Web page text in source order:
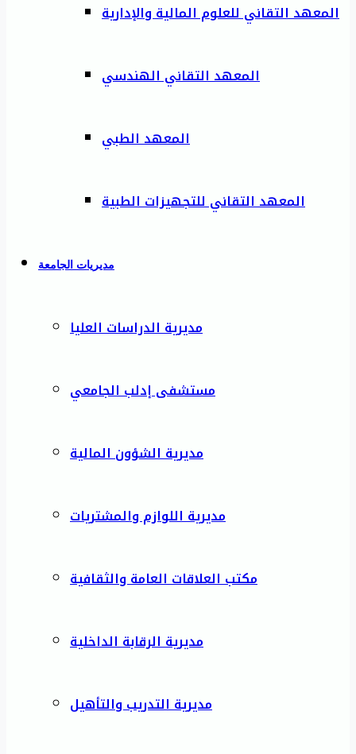
المعهد التقاني للعلوم المالية والإدارية
المعهد التقاني الهندسي
المعهد الطبي
المعهد التقاني للتجهيزات الطبية
مديريات الجامعة
مديرية الدراسات العليا
مستشفى إدلب الجامعي
مديرية الشؤون المالية
مديرية اللوازم والمشتريات
مكتب العلاقات العامة والثقافية
مديرية الرقابة الداخلية
مديرية التدريب والتأهيل